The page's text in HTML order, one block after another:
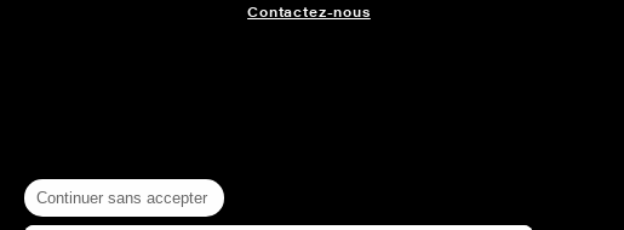
Contactez-nous
Continuer sans accepter